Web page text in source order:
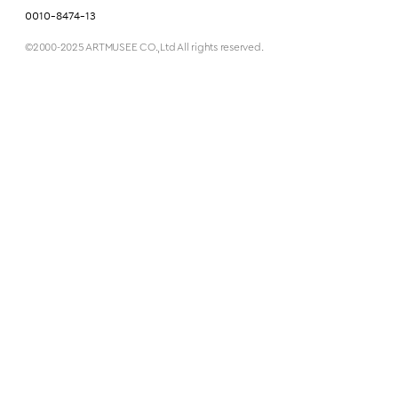
0010-8474-13
©2000-2025 ARTMUSEE CO.,Ltd All rights reserved.